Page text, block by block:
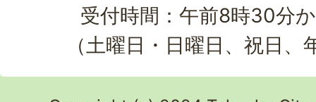
受付時間：午前8時30分
（土曜日・日曜日、祝日